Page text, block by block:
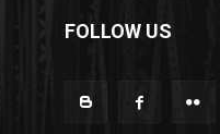
FOLLOW US